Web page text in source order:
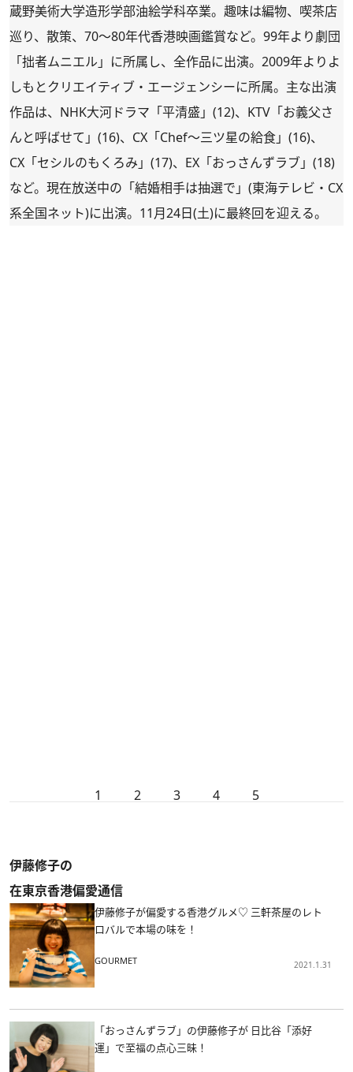
蔵野美術大学造形学部油絵学科卒業。趣味は編物、喫茶店
巡り、散策、70～80年代香港映画鑑賞など。99年より劇団
「拙者ムニエル」に所属し、全作品に出演。2009年よりよ
しもとクリエイティブ・エージェンシーに所属。主な出演
作品は、NHK大河ドラマ「平清盛」(12)、KTV「お義父さ
んと呼ばせて」(16)、CX「Chef～三ツ星の給食」(16)、
CX「セシルのもくろみ」(17)、EX「おっさんずラブ」(18)
など。現在放送中の「結婚相手は抽選で」(東海テレビ・CX
系全国ネット)に出演。11月24日(土)に最終回を迎える。
1 2 3 4 5
伊藤修子の
在東京香港偏愛通信
伊藤修子が偏愛する香港グルメ♡ 三軒茶屋のレト
ロバルで本場の味を！
GOURMET 2021.1.31
「おっさんずラブ」の伊藤修子が 日比谷「添好
運」で至福の点心三昧！